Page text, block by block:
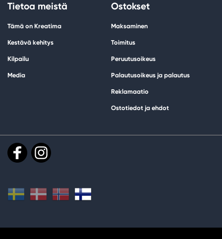
Tietoa meistä
Tämä on Kreatima
Kestävä kehitys
Kilpailu
Media
Ostokset
Maksaminen
Toimitus
Peruutusoikeus
Palautusoikeus ja palautus
Reklamaatio
Ostotiedot ja ehdot